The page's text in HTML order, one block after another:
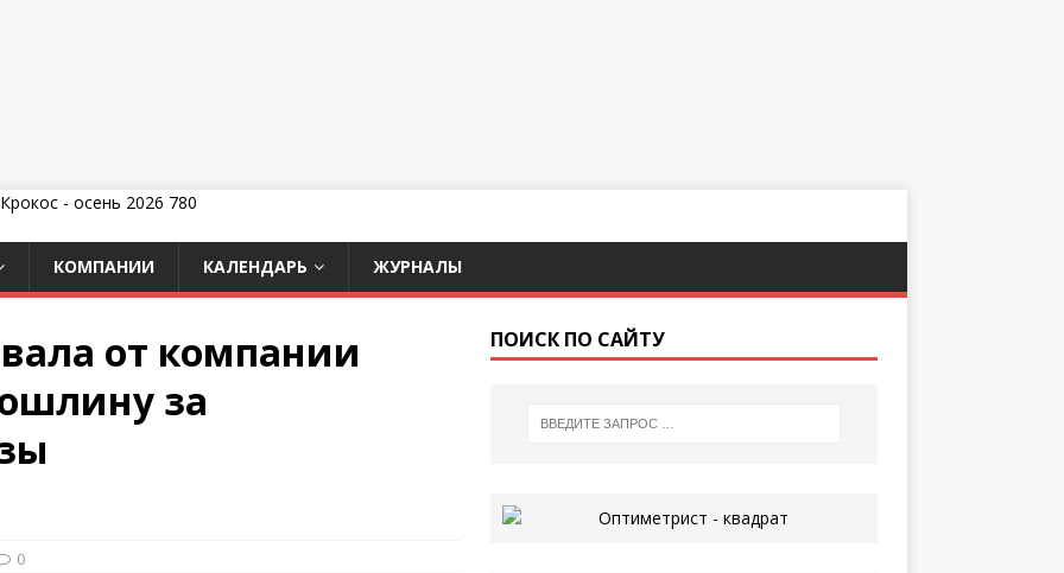
КОМПАНИИ КАЛЕНДАРЬ ЖУРНАЛЫ
от компании
за
0
ПОИСК ПО САЙТУ